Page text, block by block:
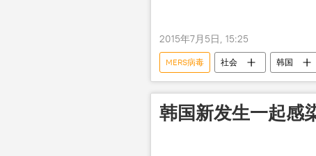
2015年7月5日, 15:25
MERS病毒 社会 韩国
韩国新发生一起感